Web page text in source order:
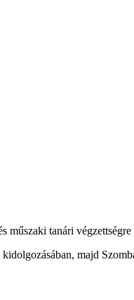
tanári végzettségre
majd